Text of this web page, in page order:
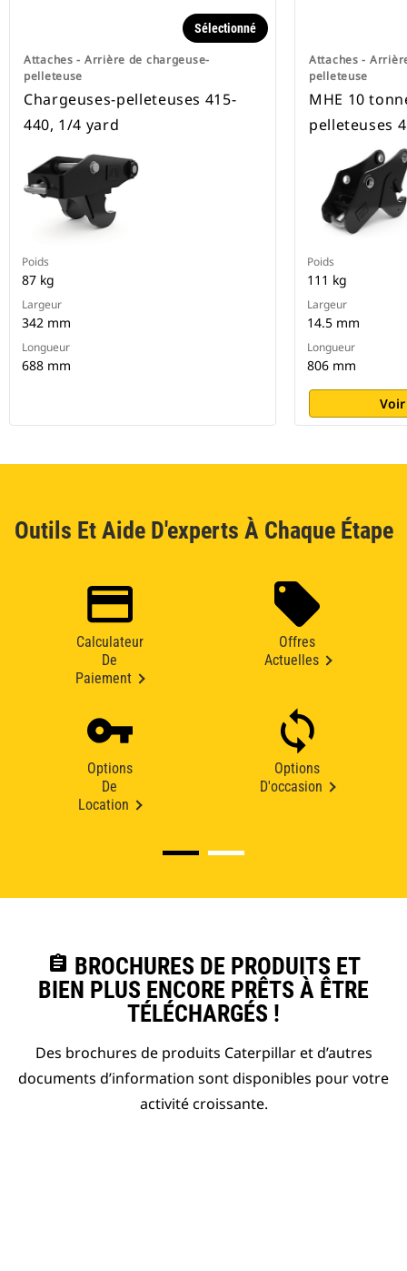
Attaches - Arrière de chargeuse-
pelleteuse
Sélectionné
Chargeuses-pelleteuses 415-
440, 1/4 yard
Poids
87 kg
Largeur
342 mm
Longueur
688 mm
Attaches -
pelleteuse
MHE 10
pelleteuses
Poids
111 kg
Largeur
14.5 mm
Longueur
806 mm
Outils Et Aide D'experts À Chaque Étape
Calculateur
De
Paiement
Offres
Actuelles
Options
De
Location
Options
D'occasion
assignment BROCHURES DE PRODUITS ET
BIEN PLUS ENCORE PRÊTS À ÊTRE
TÉLÉCHARGÉS !
Des brochures de produits Caterpillar et d’autres
documents d’information sont disponibles pour votre
activité croissante.